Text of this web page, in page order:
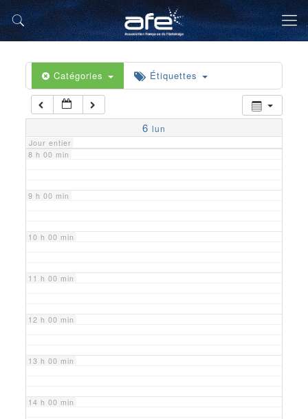
Catégories Étiquettes
6 lun
Jour entier
5 h 00 min
6 h 00 min
7 h 00 min
8 h 00 min
9 h 00 min
10 h 00 min
11 h 00 min
12 h 00 min
13 h 00 min
14 h 00 min